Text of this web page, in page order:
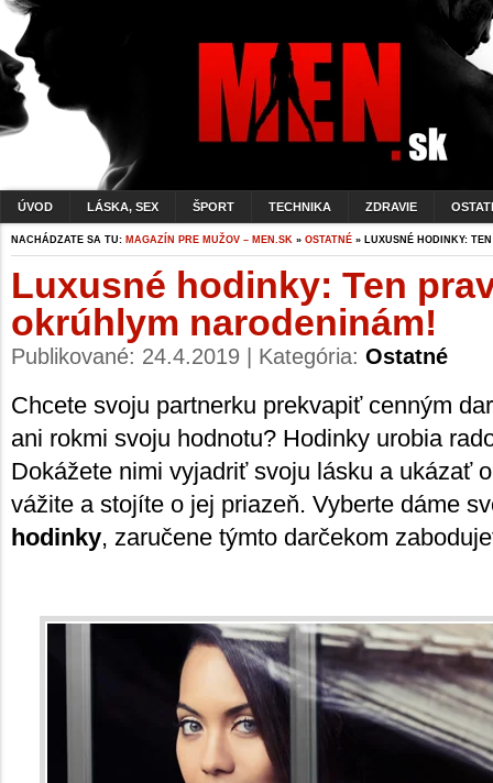
ÚVOD LÁSKA, SEX ŠPORT TECHNIKA ZDRAVIE
NACHÁDZATE SA TU: MAGAZÍN PRE MUŽOV – MEN.SK » OSTATNÉ » LUXUSNÉ HODINKY:
Luxusné hodinky: Ten
okrúhlym narodeninám!
Publikované: 24.4.2019 | Kategória: Ostatné
Chcete svoju partnerku prekvapiť cenným
ani rokmi svoju hodnotu? Hodinky urobia
Dokážete nimi vyjadriť svoju lásku a ukázať
vážite a stojíte o jej priazeň. Vyberte dáme
hodinky, zaručene týmto darčekom